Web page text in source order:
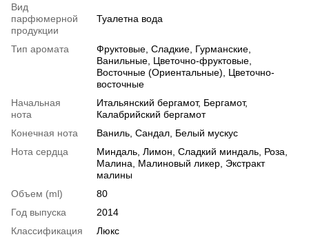
Вид
парфюмерной
продукции
Туалетна вода
Тип аромата
Фруктовые, Сладкие, Гурманские,
Ванильные, Цветочно-фруктовые,
Восточные (Ориентальные), Цветочно-
восточные
Начальная
нота
Итальянский бергамот, Бергамот,
Калабрийский бергамот
Конечная нота
Ваниль, Сандал, Белый мускус
Нота сердца
Миндаль, Лимон, Сладкий миндаль, Роза,
Малина, Малиновый ликер, Экстракт
малины
Объем (ml)
80
Год выпуска
2014
Классификация
Люкс